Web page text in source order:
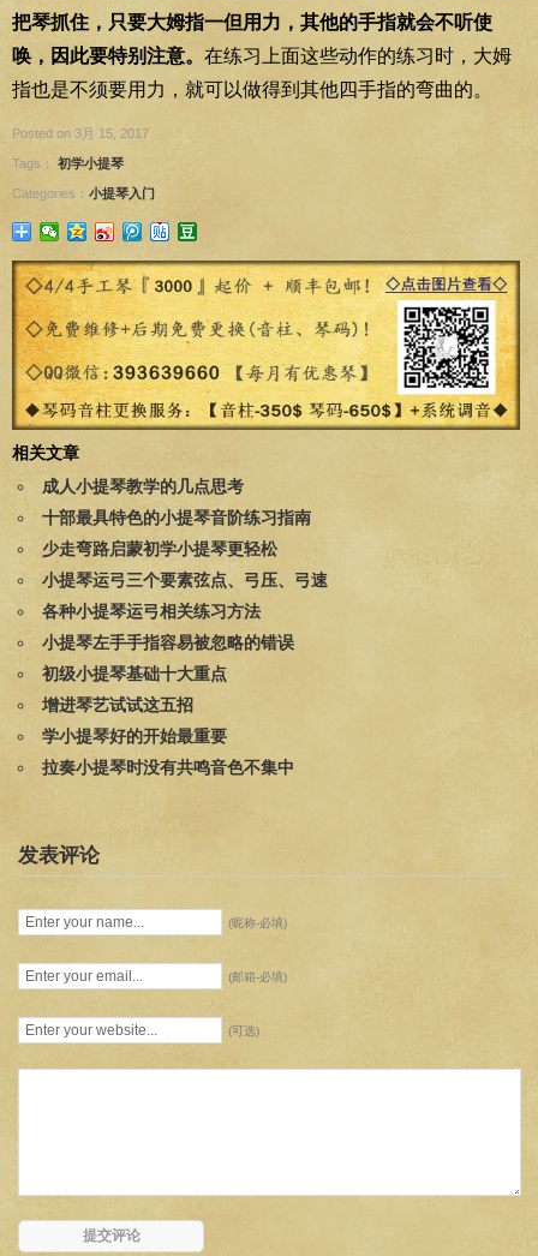
把琴抓住，只要大姆指一但用力，其他的手指就会不听使
唤，因此要特别注意。 在练习上面这些动作的练习时，大姆
指也是不须要用力，就可以做得到其他四手指的弯曲的。
Posted on 3月 15, 2017
Tags： 初学小提琴
Categories： 小提琴入门
相关文章
成人小提琴教学的几点思考
十部最具特色的小提琴音阶练习指南
少走弯路启蒙初学小提琴更轻松
小提琴运弓三个要素弦点、弓压、弓速
各种小提琴运弓相关练习方法
小提琴左手手指容易被忽略的错误
初级小提琴基础十大重点
增进琴艺试试这五招
学小提琴好的开始最重要
拉奏小提琴时没有共鸣音色不集中
发表评论
(昵称-必填)
(邮箱-必填)
(可选)